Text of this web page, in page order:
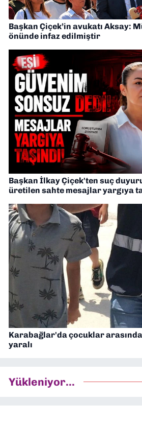
Başkan Çiçek’in avukatı Aksay:
önünde infaz edilmiştir
Başkan İlkay Çiçek'ten suç
üretilen sahte mesajlar yargıya
Karabağlar'da çocuklar arasında
yaralı
Yükleniyor...